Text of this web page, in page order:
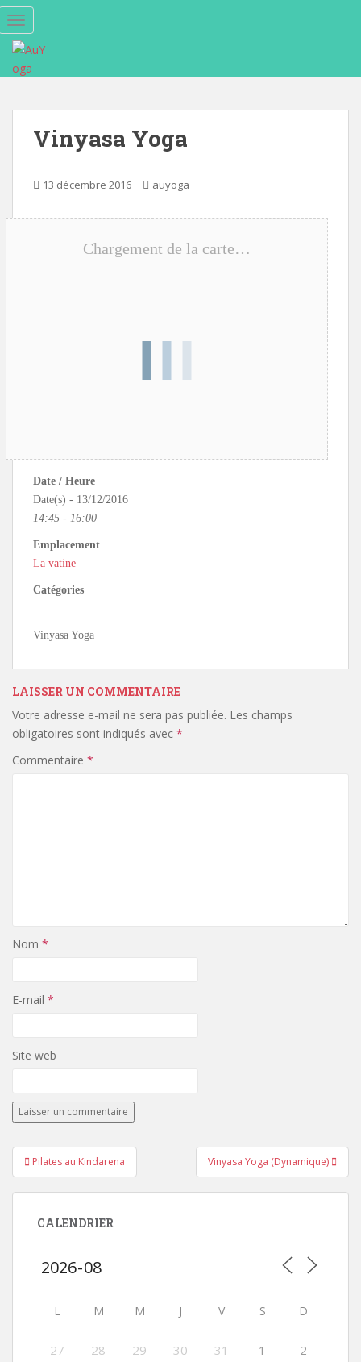
S
t
TOGGLE NAVIGATION
Vinyasa Yoga
13 décembre 2016 auyoga
Chargement de la carte…
Date / Heure
Date(s) - 13/12/2016
14:45 - 16:00
Emplacement
La vatine
Catégories
Vinyasa Yoga
LAISSER UN COMMENTAIRE
Votre adresse e-mail ne sera pas publiée. Les champs
obligatoires sont indiqués avec *
Commentaire *
Nom *
E-mail *
Site web
Navigation
de
l’article
Pilates au Kindarena Vinyasa Yoga (Dynamique)
CALENDRIER
L M M J V S D
27 28 29 30 31 1 2